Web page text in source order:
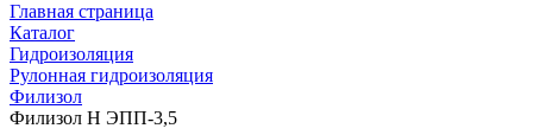
Главная страница
Каталог
Гидроизоляция
Рулонная гидроизоляция
Филизол
Филизол Н ЭПП-3,5